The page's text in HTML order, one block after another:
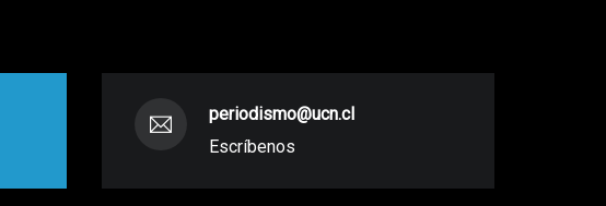
periodismo@ucn.cl
Escríbenos